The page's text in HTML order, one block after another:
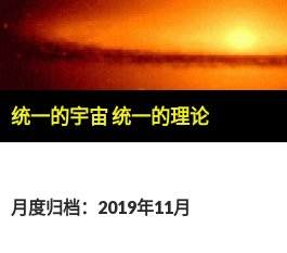
统一的宇宙 统一的理论
搜
索
容
月度归档：2019年11月